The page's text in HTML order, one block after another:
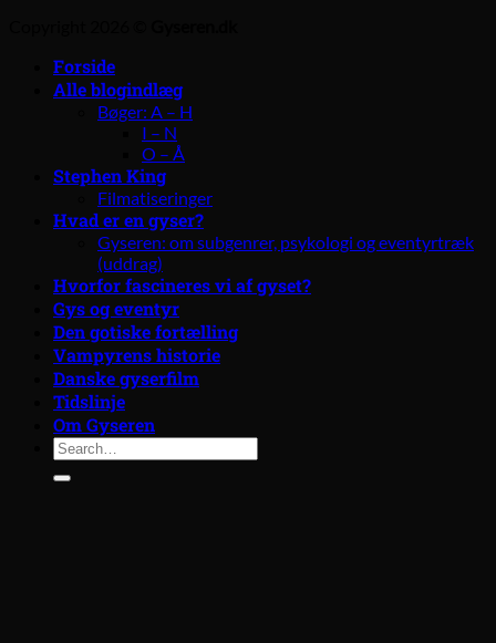
Forside
Alle blogindlæg
Bøger: A – H
I – N
O – Å
Stephen King
Filmatiseringer
Hvad er en gyser?
Gyseren: om subgenrer, psykologi og eventyrtræk
(uddrag)
Hvorfor fascineres vi af gyset?
Gys og eventyr
Den gotiske fortælling
Vampyrens historie
Danske gyserfilm
Tidslinje
Om Gyseren